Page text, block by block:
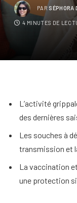
PARSÉPHORA
4 MINUTES DE
L’activité
des dernières
Les souches à
transmission et
La vaccination
une protection